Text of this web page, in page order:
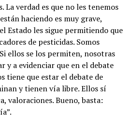
La verdad es que no les tenemos
haciendo es muy grave,
Estado les sigue permitiendo que
de pesticidas. Somos
ellos se los permiten, nosotras
y a evidenciar que en el debate
tiene que estar el debate de
y tienen vía libre. Ellos sí
valoraciones. Bueno, basta: